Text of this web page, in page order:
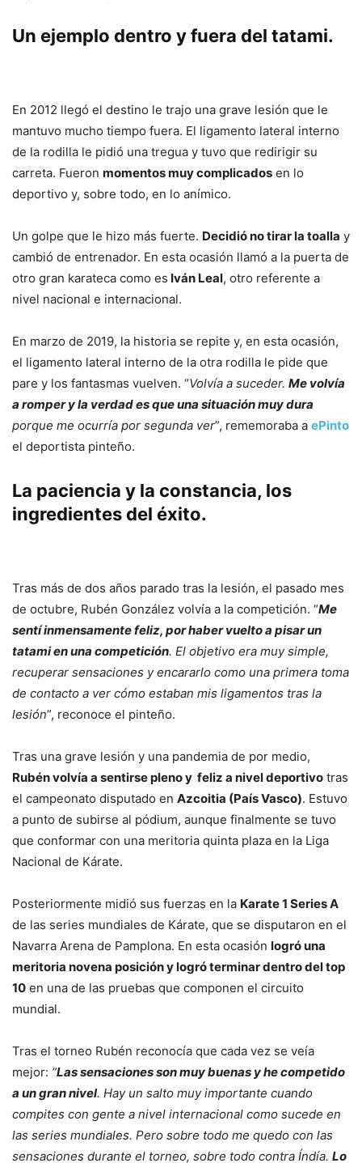
Un ejemplo dentro y fuera del tatami.
En 2012 llegó el destino le trajo una grave lesión que le
mantuvo mucho tiempo fuera. El ligamento lateral interno
de la rodilla le pidió una tregua y tuvo que redirigir su
carreta. Fueron momentos muy complicados en lo
deportivo y, sobre todo, en lo anímico.
Un golpe que le hizo más fuerte. Decidió no tirar la toalla y
cambió de entrenador. En esta ocasión llamó a la puerta de
otro gran karateca como es Iván Leal, otro referente a
nivel nacional e internacional.
En marzo de 2019, la historia se repite y, en esta ocasión,
el ligamento lateral interno de la otra rodilla le pide que
pare y los fantasmas vuelven. “Volvía a suceder. Me volvía
a romper y la verdad es que una situación muy dura
porque me ocurría por segunda ver”, rememoraba a ePinto
el deportista pinteño.
La paciencia y la constancia, los
ingredientes del éxito.
Tras más de dos años parado tras la lesión, el pasado mes
de octubre, Rubén González volvía a la competición. “Me
sentí inmensamente feliz, por haber vuelto a pisar un
tatami en una competición. El objetivo era muy simple,
recuperar sensaciones y encararlo como una primera toma
de contacto a ver cómo estaban mis ligamentos tras la
lesión”, reconoce el pinteño.
Tras una grave lesión y una pandemia de por medio,
Rubén volvía a sentirse pleno y feliz a nivel deportivo tras
el campeonato disputado en Azcoitia (País Vasco). Estuvo
a punto de subirse al pódium, aunque finalmente se tuvo
que conformar con una meritoria quinta plaza en la Liga
Nacional de Kárate.
Posteriormente midió sus fuerzas en la Karate 1 Series A
de las series mundiales de Kárate, que se disputaron en el
Navarra Arena de Pamplona. En esta ocasión logró una
meritoria novena posición y logró terminar dentro del top
10 en una de las pruebas que componen el circuito
mundial.
Tras el torneo Rubén reconocía que cada vez se veía
mejor: “Las sensaciones son muy buenas y he competido
a un gran nivel. Hay un salto muy importante cuando
compites con gente a nivel internacional como sucede en
las series mundiales. Pero sobre todo me quedo con las
sensaciones durante el torneo, sobre todo contra Índía. Lo